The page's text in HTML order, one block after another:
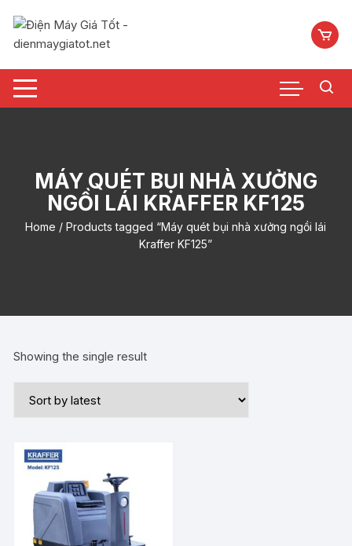
nội
MÁY QUÉT BỤI NHÀ XƯỞNG
NGỒI LÁI KRAFFER KF125
Home / Products tagged “Máy quét bụi nhà xưởng ngồi lái
Kraffer KF125”
Showing the single result